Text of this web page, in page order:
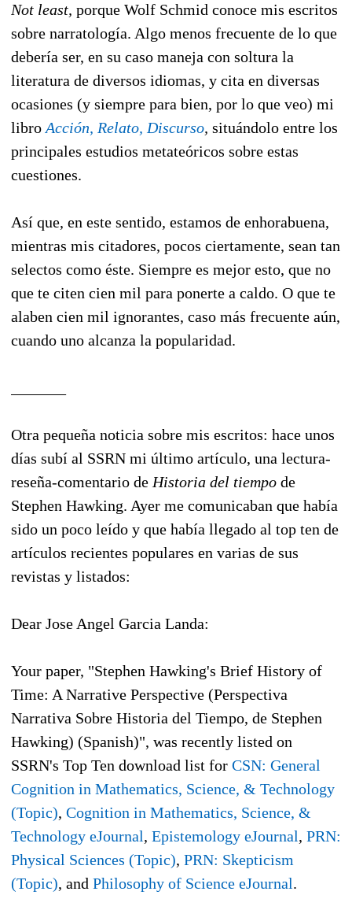
Not least, porque Wolf Schmid conoce mis escritos
sobre narratología. Algo menos frecuente de lo que
debería ser, en su caso maneja con soltura la
literatura de diversos idiomas, y cita en diversas
ocasiones (y siempre para bien, por lo que veo) mi
libro Acción, Relato, Discurso, situándolo entre los
principales estudios metateóricos sobre estas
cuestiones.
Así que, en este sentido, estamos de enhorabuena,
mientras mis citadores, pocos ciertamente, sean tan
selectos como éste. Siempre es mejor esto, que no
que te citen cien mil para ponerte a caldo. O que te
alaben cien mil ignorantes, caso más frecuente aún,
cuando uno alcanza la popularidad.
Otra pequeña noticia sobre mis escritos: hace unos
días subí al SSRN mi último artículo, una lectura-
reseña-comentario de Historia del tiempo de
Stephen Hawking. Ayer me comunicaban que había
sido un poco leído y que había llegado al top ten de
artículos recientes populares en varias de sus
revistas y listados:
Dear Jose Angel Garcia Landa:
Your paper, "Stephen Hawking's Brief History of
Time: A Narrative Perspective (Perspectiva
Narrativa Sobre Historia del Tiempo, de Stephen
Hawking) (Spanish)", was recently listed on
SSRN's Top Ten download list for CSN: General
Cognition in Mathematics, Science, & Technology
(Topic), Cognition in Mathematics, Science, &
Technology eJournal, Epistemology eJournal, PRN:
Physical Sciences (Topic), PRN: Skepticism
(Topic), and Philosophy of Science eJournal.